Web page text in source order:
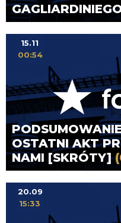
OSTATNI AKT
NAMI [SKRÓTY]
15.11
00:54
20.09
15:33